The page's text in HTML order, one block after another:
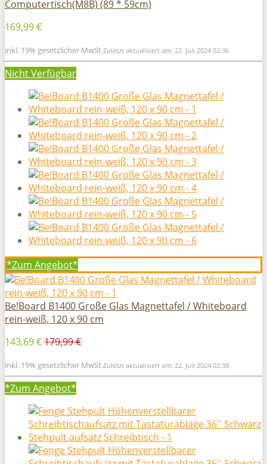
Computertisch(M8B) (89 * 59cm)
169,99 €
inkl. 19% gesetzlicher MwSt.Zuletzt aktualisiert am: 22. Juli 2024 02:36
Nicht Verfügbar
*Zum Angebot*
Be!Board B1400 Große Glas Magnettafel / Whiteboard
rein-weiß, 120 x 90 cm
143,69 €179,99 €
inkl. 19% gesetzlicher MwSt.Zuletzt aktualisiert am: 22. Juli 2024 02:38
*Zum Angebot*